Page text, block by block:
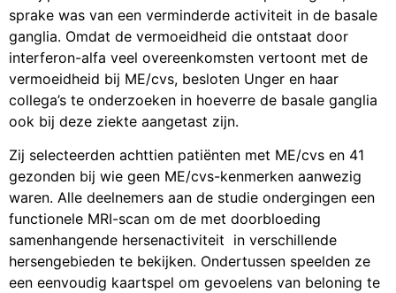
sprake was van een verminderde activiteit in de basale
ganglia. Omdat de vermoeidheid die ontstaat door
interferon-alfa veel overeenkomsten vertoont met de
vermoeidheid bij ME/cvs, besloten Unger en haar
collega’s te onderzoeken in hoeverre de basale ganglia
ook bij deze ziekte aangetast zijn.
Zij selecteerden achttien patiënten met ME/cvs en 41
gezonden bij wie geen ME/cvs-kenmerken aanwezig
waren. Alle deelnemers aan de studie ondergingen een
functionele MRI-scan om de met doorbloeding
samenhangende hersenactiviteit in verschillende
hersengebieden te bekijken. Ondertussen speelden ze
een eenvoudig kaartspel om gevoelens van beloning te